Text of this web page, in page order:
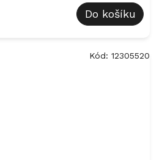
Do košíku
Kód: 12305520